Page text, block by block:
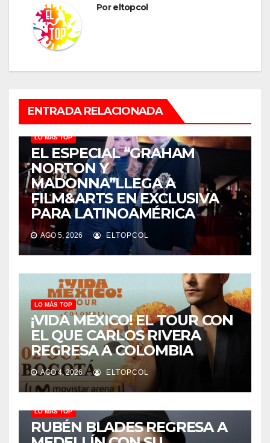
Poreltopcol
ENTRADA RELACIONADA
LO MÁS TOP
EL ESPECIAL “GRAHAM
NORTON Y
MADONNA”LLEGA A
FILM&ARTS EN EXCLUSIVA
PARA LATINOAMÉRICA
AGO 5, 2026 ELTOPCOL
LO MÁS TOP
¡VIDA MÉXICO! EL TOUR CON
EL QUE CARLOS RIVERA
REGRESA A COLOMBIA
AGO 4, 2026 ELTOPCOL
LO MÁS TOP
RUBÉN BLADES REGRESA A